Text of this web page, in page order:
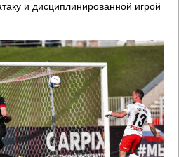
и дисциплинированной игрой